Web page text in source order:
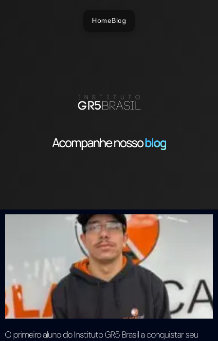
HomeBlog
Acompanhe nossoblog
O primeiro aluno do Instituto GR5 Brasil a conquistar seu